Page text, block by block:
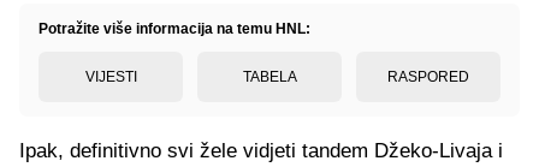
Potražite više informacija na temu HNL:
VIJESTI TABELA RASPORED
Ipak, definitivno svi žele vidjeti tandem Džeko-Livaja i